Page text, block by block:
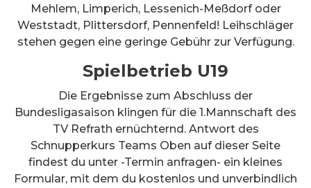
Mehlem, Limperich, Lessenich-Meßdorf oder
Weststadt, Plittersdorf, Pennenfeld! Leihschläger
stehen gegen eine geringe Gebühr zur Verfügung.
Spielbetrieb U19
Die Ergebnisse zum Abschluss der
Bundesligasaison klingen für die 1.Mannschaft des
TV Refrath ernüchternd. Antwort des
Schnupperkurs Teams Oben auf dieser Seite
findest du unter -Termin anfragen- ein kleines
Formular, mit dem du kostenlos und unverbindlich